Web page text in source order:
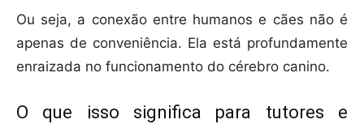
Ou seja, a conexão entre humanos e cães não é
apenas de conveniência. Ela está profundamente
enraizada no funcionamento do cérebro canino.
O que isso significa para tutores e